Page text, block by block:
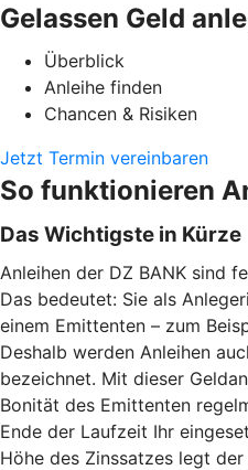
Gelassen Geld
Überblick
Anleihe finden
Chancen & Risiken
Jetzt Termin vereinbaren
So funktionieren
Das Wichtigste in Kürze
Anleihen der DZ BANK sind
Das bedeutet: Sie als
einem Emittenten – zum
Deshalb werden Anleihen
bezeichnet. Mit dieser
Bonität des Emittenten
Ende der Laufzeit Ihr
Höhe des Zinssatzes legt